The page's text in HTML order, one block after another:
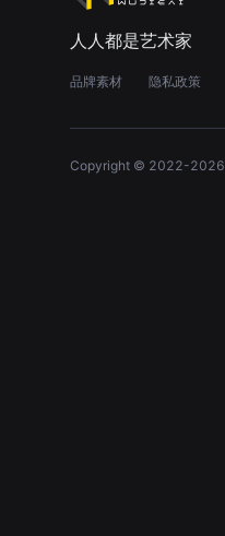
人人都是艺术家
品牌素材 隐私政策
Copyright © 2022-2026